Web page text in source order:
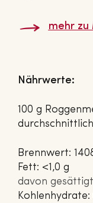
mehr zu
Nährwerte:
100 g
Brennwert:
Fett: <1,0 g
davon
Kohlenhydrate: